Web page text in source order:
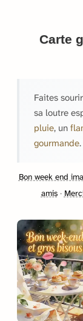
Carte
Faites
sa loutre
pluie, un
gourmande.
Bon week end
amis·